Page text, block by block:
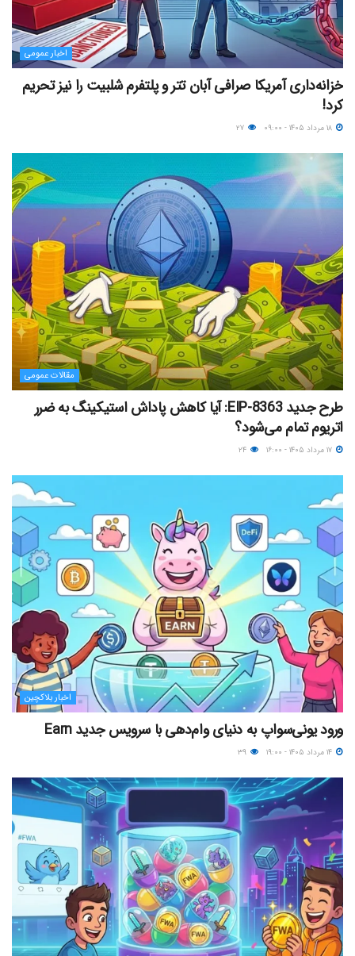
اخبار عمومی
خزانه‌داری آمریکا صرافی آبان تتر و پلتفرم شلبیت را نیز تحریم
کرد!
مقالات عمومی
طرح جدید EIP-8363: آیا کاهش پاداش استیکینگ به ضرر
اتریوم تمام می‌شود؟
اخبار بلاکچین
ورود یونی‌سواپ به دنیای وام‌دهی با سرویس جدید Earn